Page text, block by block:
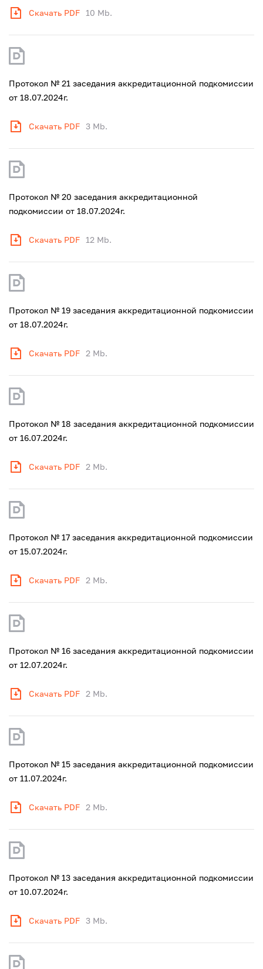
Скачать PDF 10 Mb.
Протокол № 21 заседания аккредитационной подкомиссии
от 18.07.2024г.
Скачать PDF 3 Mb.
Протокол № 20 заседания аккредитационной
подкомиссии от 18.07.2024г.
Скачать PDF 12 Mb.
Протокол № 19 заседания аккредитационной подкомиссии
от 18.07.2024г.
Скачать PDF 2 Mb.
Протокол № 18 заседания аккредитационной подкомиссии
от 16.07.2024г.
Скачать PDF 2 Mb.
Протокол № 17 заседания аккредитационной подкомиссии
от 15.07.2024г.
Скачать PDF 2 Mb.
Протокол № 16 заседания аккредитационной подкомиссии
от 12.07.2024г.
Скачать PDF 2 Mb.
Протокол № 15 заседания аккредитационной подкомиссии
от 11.07.2024г.
Скачать PDF 2 Mb.
Протокол № 13 заседания аккредитационной подкомиссии
от 10.07.2024г.
Скачать PDF 3 Mb.